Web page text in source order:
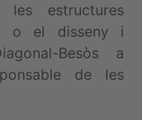
les estructures
o el disseny i
Besòs a
de les